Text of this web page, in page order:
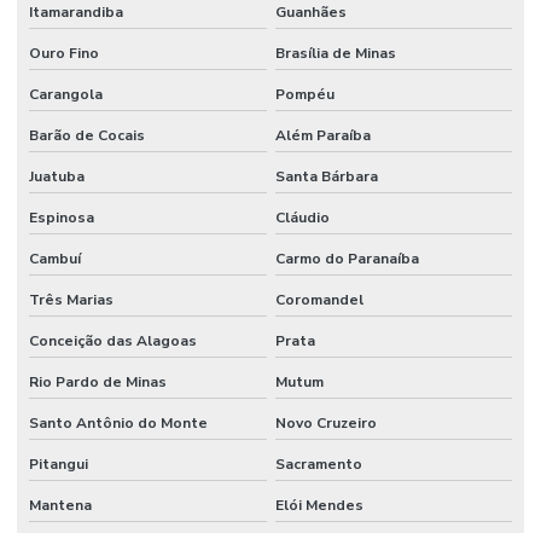
Itamarandiba Guanhães
Ouro Fino Brasília de Minas
Carangola Pompéu
Barão de Cocais Além Paraíba
Juatuba Santa Bárbara
Espinosa Cláudio
Cambuí Carmo do Paranaíba
Três Marias Coromandel
Conceição das Alagoas Prata
Rio Pardo de Minas Mutum
Santo Antônio do Monte Novo Cruzeiro
Pitangui Sacramento
Mantena Elói Mendes